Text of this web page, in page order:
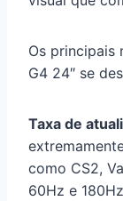
Os principais
G4 24″ se
Taxa de
como CS2,
60Hz e